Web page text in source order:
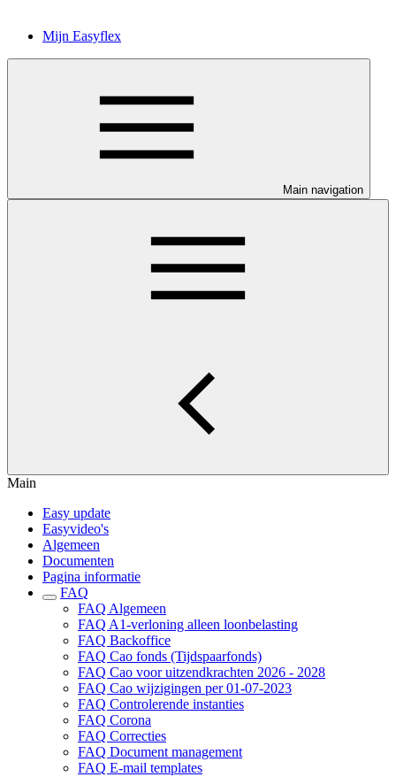
Mijn Easyflex
Main navigation
Main
Easy update
Easyvideo's
Algemeen
Documenten
Pagina informatie
FAQ
FAQ Algemeen
FAQ A1-verloning alleen loonbelasting
FAQ Backoffice
FAQ Cao fonds (Tijdspaarfonds)
FAQ Cao voor uitzendkrachten 2026 - 2028
FAQ Cao wijzigingen per 01-07-2023
FAQ Controlerende instanties
FAQ Corona
FAQ Correcties
FAQ Document management
FAQ E-mail templates